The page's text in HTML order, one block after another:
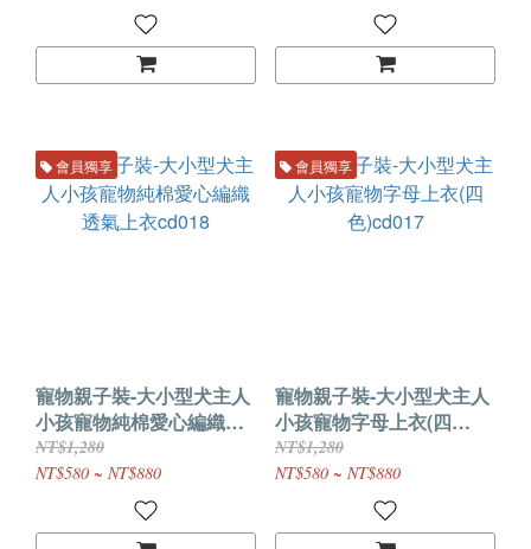
會員獨享
寵物親子裝-大小型犬主人
小孩寵物純棉愛心編織透
氣上衣cd018
NT$1,280
NT$580 ~ NT$880
會員獨享
寵物親子裝-大小型犬主人
小孩寵物字母上衣(四
色)cd017
NT$1,280
NT$580 ~ NT$880